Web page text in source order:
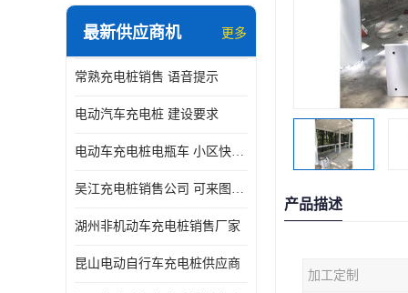
最新供应商机 更多
常熟充电桩销售 语音提示
电动汽车充电桩 建设要求
电动车充电桩电瓶车 小区快速电动自行车充电站
吴江充电桩销售公司 可来图定制
湖州非机动车充电桩销售厂家
昆山电动自行车充电桩供应商
产品描述
加工定制